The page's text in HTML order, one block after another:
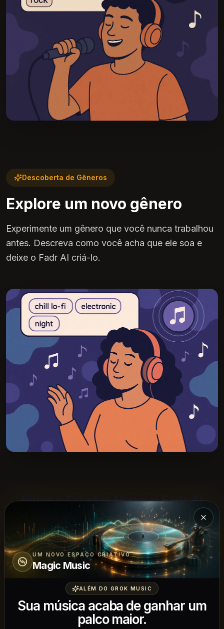
Descoberta de Gêneros
Explore um novo gênero
Experimente um gênero que você nunca trabalhou
antes. Descreva como você acha que ele soa e
deixe o Fadr AI criá-lo.
Inicie o Criador Musical Fadr AI
Descreva sua ideia e veja ela ganhar vida
como uma faixa musical completa.
Por que usar o Fadr AI para
rascunhos musicais?
UM NOVO ESPAÇO CRIATIVO
Magic Music
ALÉM DO GROK MUSIC
Sua música acaba de ganhar um
palco maior.